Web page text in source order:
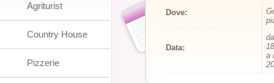
Dove:
Data:
a
Agriturist
Country House
Pizzerie